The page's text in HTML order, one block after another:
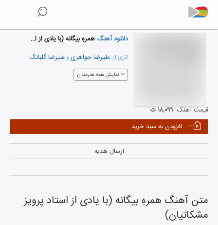
دانلود آهنگ همرهِ بیگانه (با یادی از استاد پرویز مشکاتیان)
اثری از: علیرضا جواهری و علیرضا گلبانگ
نمایش همه هنرمندان
قیمت آهنگ:۱۸,۰۹۹ ت
افزودن به سبد خرید
ارسال هدیه
متن آهنگ همرهِ بیگانه (با یادی از استاد پرویز
مشکاتیان)